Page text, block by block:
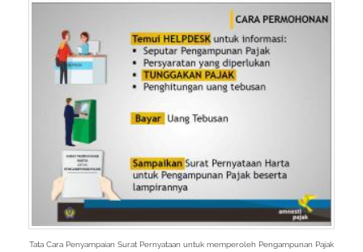
Tata Cara Penyampaian Surat Pernyataan untuk memperoleh Pengampunan Pajak